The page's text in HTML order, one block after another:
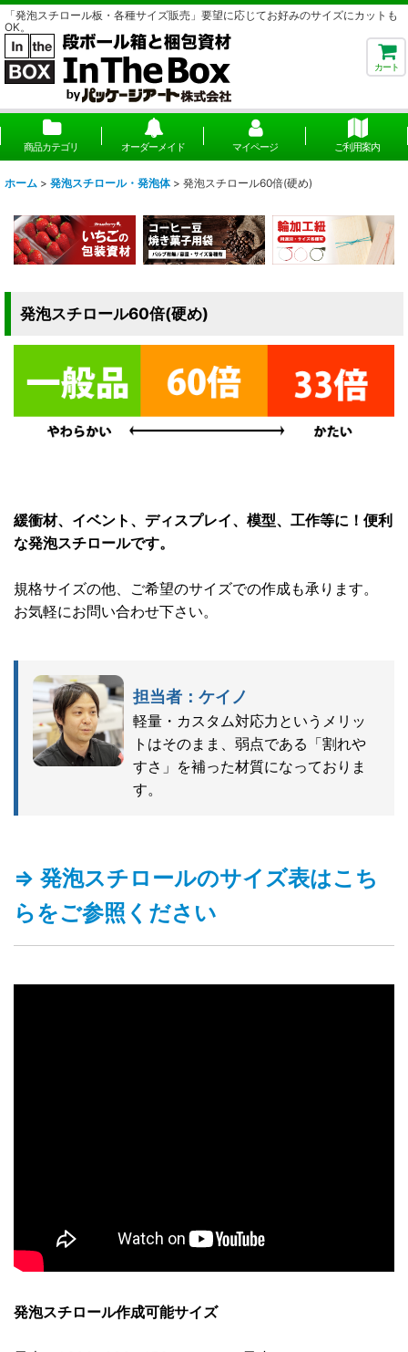
「発泡スチロール板・各種サイズ販売」要望に応じてお好みのサイズにカットも
OK。
カート
商品カテゴリ オーダーメイド マイページ ご利用案内
ホーム > 発泡スチロール・発泡体 > 発泡スチロール60倍(硬め)
発泡スチロール60倍(硬め)
緩衝材、イベント、ディスプレイ、模型、工作等に！便利
な発泡スチロールです。
規格サイズの他、ご希望のサイズでの作成も承ります。
お気軽にお問い合わせ下さい。
担当者：ケイノ
軽量・カスタム対応力というメリッ
トはそのまま、弱点である「割れや
すさ」を補った材質になっておりま
す。
⇒ 発泡スチロールのサイズ表はこち
らをご参照ください
発泡スチロール作成可能サイズ